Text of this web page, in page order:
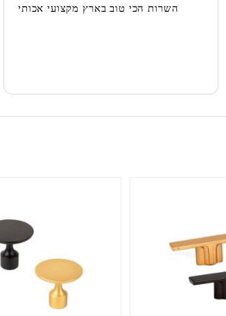
השרות הכי טוב בארץ מקצועי אכותי